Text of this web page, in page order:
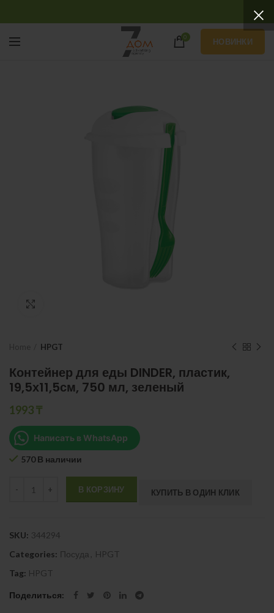
0 НОВИНКИ
HPGT
Контейнер для еды DINDER, пластик,
19,5х11,5см, 750 мл, зеленый
1993₸
Написать в WhatsApp
570 В наличии
В КОРЗИНУ КУПИТЬ В ОДИН КЛИК
SKU: 344294
Categories: Посуда
HPGT
Tag: HPGT
Поделиться